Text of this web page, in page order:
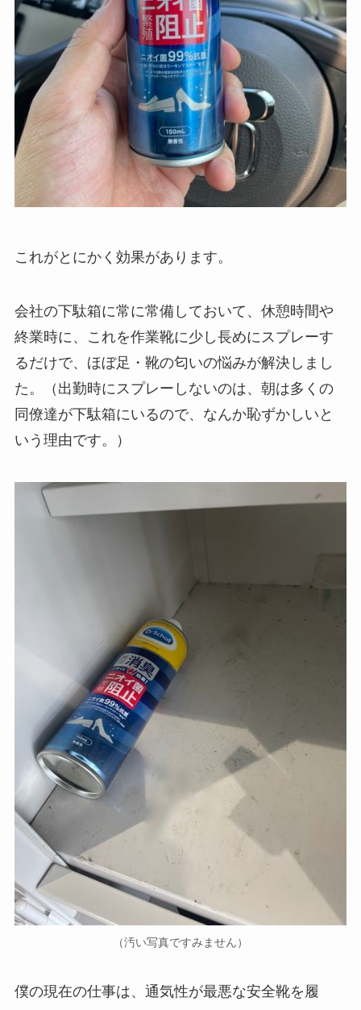
これがとにかく効果があります。
会社の下駄箱に常に常備しておいて、休憩時間や
終業時に、これを作業靴に少し長めにスプレーす
るだけで、ほぼ足・靴の匂いの悩みが解決しまし
た。（出勤時にスプレーしないのは、朝は多くの
同僚達が下駄箱にいるので、なんか恥ずかしいと
いう理由です。）
（汚い写真ですみません）
僕の現在の仕事は、通気性が最悪な安全靴を履